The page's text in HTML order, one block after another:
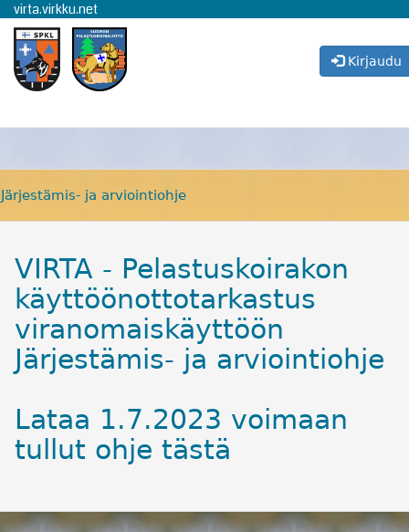
virta.virkku.net
Kirjaudu
virta.virkku.net
Kirjaudu
Järjestämis- ja arviointiohje
VIRTA - Pelastuskoirakon
käyttöönottotarkastus
viranomaiskäyttöön
Järjestämis- ja arviointiohje
Lataa 1.7.2023 voimaan
tullut ohje tästä